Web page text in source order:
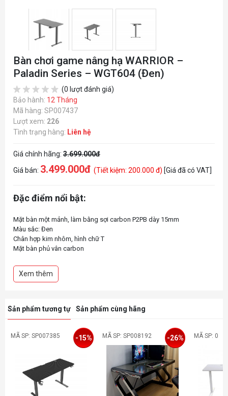
Bàn chơi game nâng hạ WARRIOR –
Paladin Series – WGT604 (Đen)
(0 lượt đánh giá)
Bảo hành: 12 Tháng
Mã hàng: SP007437
Lượt xem: 226
Tình trạng hàng: Liên hệ
Giá chính hãng: 3.699.000đ
Giá bán: 3.499.000đ (Tiết kiệm: 200.000 đ) [Giá đã có VAT]
Đặc điểm nổi bật:
Mặt bàn một mảnh, làm bằng sợi carbon P2PB dày 15mm
Màu sắc: Đen
Chân hợp kim nhôm, hình chữ T
Mặt bàn phủ vân carbon
Chức năng ghi nhớ chiều cao thông minh
Kích thước: Dài 1100mm x Rộng 600mm x Cao 730mm – 1190mm
Xem thêm
Sản phẩm tương tự Sản phẩm cùng hãng
MÃ SP: SP007385 -15% MÃ SP: SP008192 -26% MÃ SP: 0